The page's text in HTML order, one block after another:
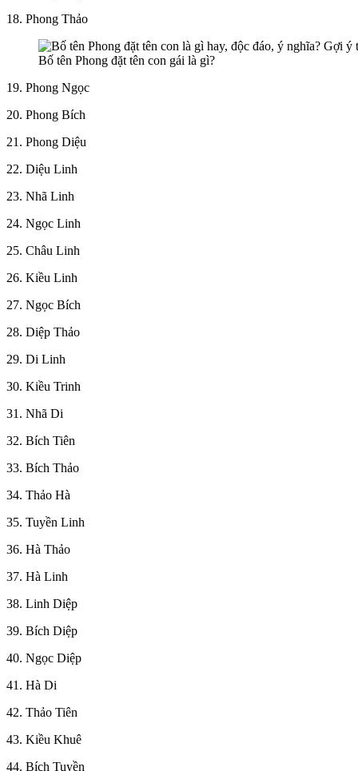
18. Phong Thảo
Bố tên Phong đặt tên con gái là gì?
19. Phong Ngọc
20. Phong Bích
21. Phong Diệu
22. Diệu Linh
23. Nhã Linh
24. Ngọc Linh
25. Châu Linh
26. Kiều Linh
27. Ngọc Bích
28. Diệp Thảo
29. Di Linh
30. Kiều Trinh
31. Nhã Di
32. Bích Tiên
33. Bích Thảo
34. Thảo Hà
35. Tuyền Linh
36. Hà Thảo
37. Hà Linh
38. Linh Diệp
39. Bích Diệp
40. Ngọc Diệp
41. Hà Di
42. Thảo Tiên
43. Kiều Khuê
44. Bích Tuyền